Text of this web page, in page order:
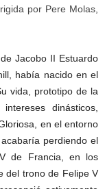
por Pere Molas,
Jacobo II Estuardo
había nacido en el
vida, prototipo de la
dinásticos,
en el entorno
perdiendo el
de Francia, en los
del trono de Felipe V